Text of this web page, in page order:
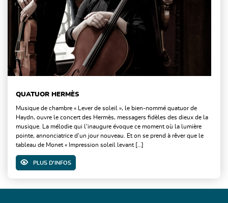
QUATUOR HERMÈS
Musique de chambre « Lever de soleil », le bien-nommé quatuor de
Haydn, ouvre le concert des Hermès, messagers fidèles des dieux de la
musique. La mélodie qui l’inaugure évoque ce moment où la lumière
pointe, annonciatrice d’un jour nouveau. Et on se prend à rêver que le
tableau de Monet « Impression soleil levant […]
PLUS D'INFOS